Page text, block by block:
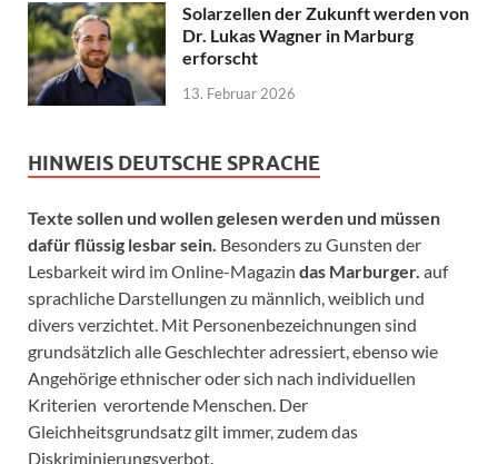
Solarzellen der Zukunft werden von
Dr. Lukas Wagner in Marburg
erforscht
13. Februar 2026
HINWEIS DEUTSCHE SPRACHE
Texte sollen und wollen gelesen werden und müssen
dafür flüssig lesbar sein. Besonders zu Gunsten der
Lesbarkeit wird im Online-Magazin das Marburger. auf
sprachliche Darstellungen zu männlich, weiblich und
divers verzichtet. Mit Personenbezeichnungen sind
grundsätzlich alle Geschlechter adressiert, ebenso wie
Angehörige ethnischer oder sich nach individuellen
Kriterien verortende Menschen. Der
Gleichheitsgrundsatz gilt immer, zudem das
Diskriminierungsverbot.